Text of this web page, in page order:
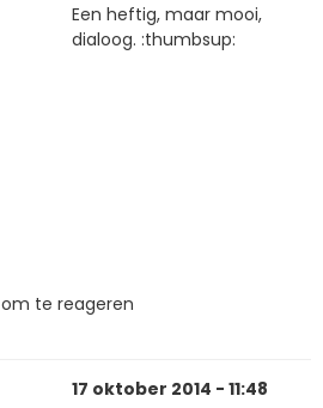
Een heftig, maar mooi,
dialoog. :thumbsup:
om te reageren
17 oktober 2014 - 11:48